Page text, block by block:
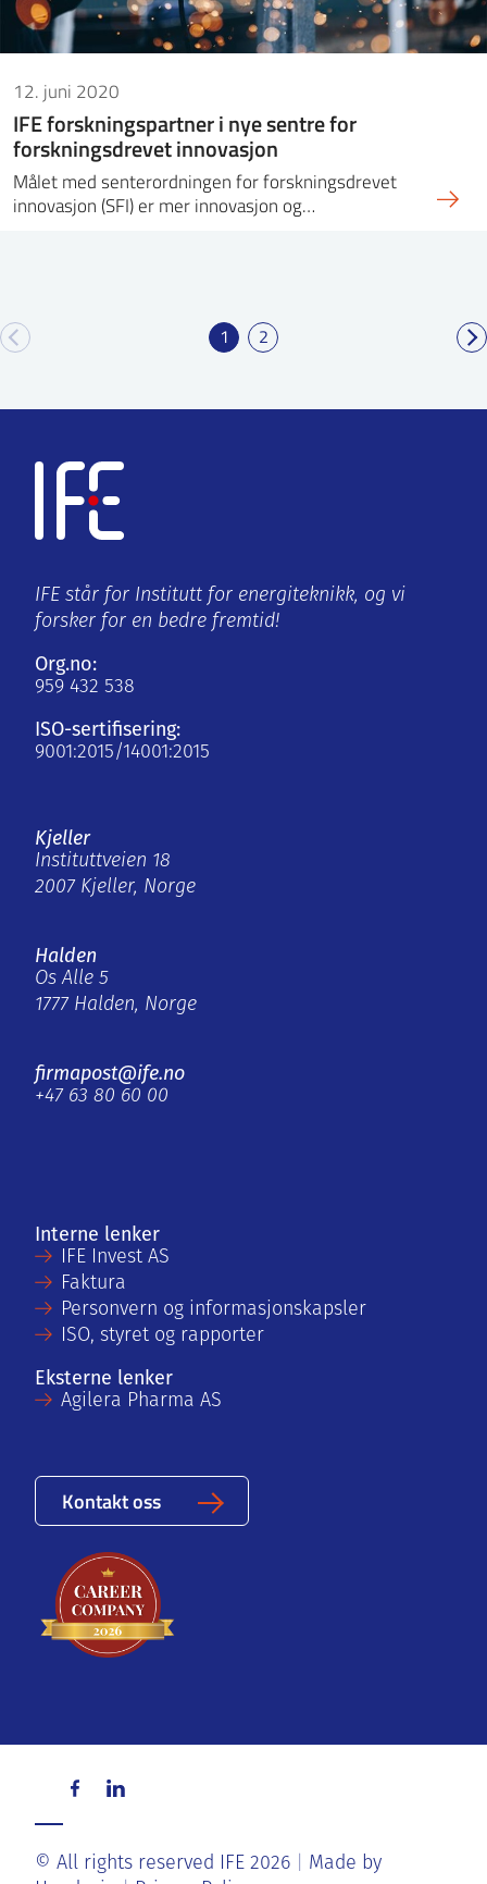
12. juni 2020
IFE forskningspartner i nye sentre for
forskningsdrevet innovasjon
Målet med senterordningen for forskningsdrevet
innovasjon (SFI) er mer innovasjon og…
1 2
IFE står for Institutt for energiteknikk, og vi
forsker for en bedre fremtid!
Org.no:
959 432 538
ISO-sertifisering:
9001:2015/14001:2015
Kjeller
Instituttveien 18
2007 Kjeller, Norge
Halden
Os Alle 5
1777 Halden, Norge
firmapost@ife.no
+47 63 80 60 00
Interne lenker
IFE Invest AS
Faktura
Personvern og informasjonskapsler
ISO, styret og rapporter
Eksterne lenker
Agilera Pharma AS
Kontakt oss
© All rights reserved IFE 2026
Made by